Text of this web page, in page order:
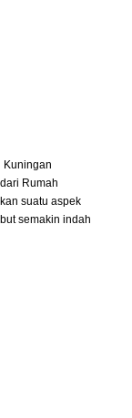
Kuningan
Rumah
suatu aspek
semakin indah